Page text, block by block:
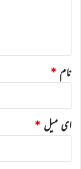
نام *
ای میل *